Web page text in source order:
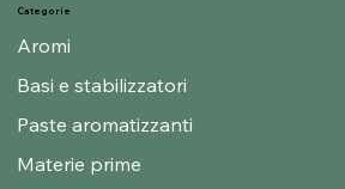
Categorie
Aromi
Basi e stabilizzatori
Paste aromatizzanti
Materie prime